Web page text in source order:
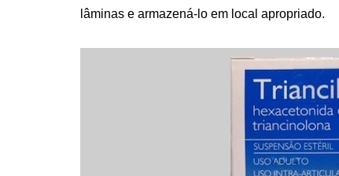
lâminas e armazená-lo em local apropriado.